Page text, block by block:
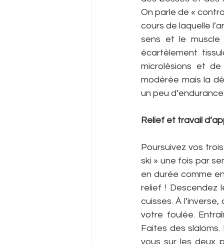
On parle de «
cours de laquelle
sens et le muscle
écartèlement
microlésions et
modérée mais la
un peu
Relief et travail
Poursuivez vos
ski » une fois par
en durée comme
relief ! Descendez
cuisses. À
votre foulée.
Faites des
vous sur les deux